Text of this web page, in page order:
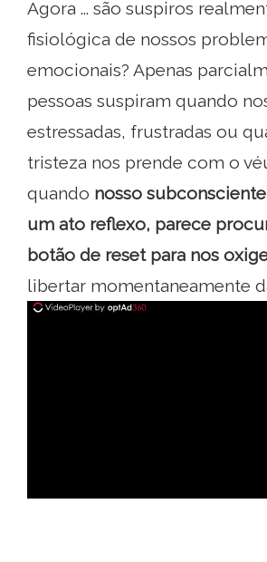
Agora ... são suspiros
fisiológica de nossos
emocionais? Apenas
pessoas suspiram quando
estressadas, frustradas ou
tristeza nos prende com o
quando nosso
um ato reflexo, parece
botão de reset para nos
libertar momentaneamente